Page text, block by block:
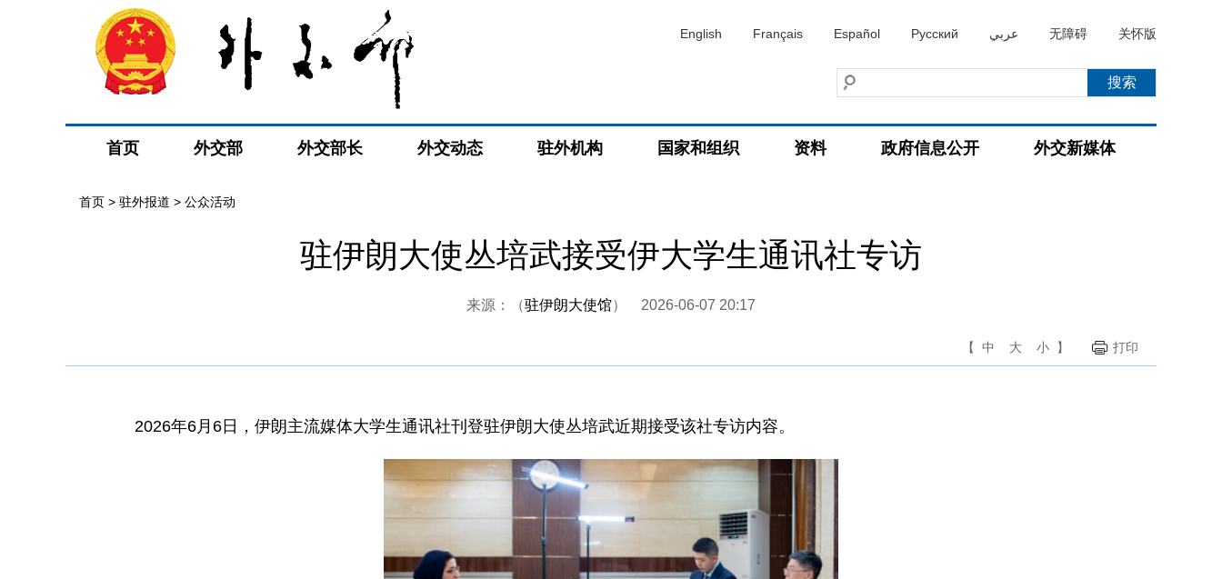
English Français Español Русский عربي 无障碍 关怀版
首页 外交部 外交部长 外交动态 驻外机构 国家和组织 资料 政府信息公开 外交新媒体
首页 > 驻外报道 > 公众活动
驻伊朗大使丛培武接受伊大学生通讯社专访
来源：（驻伊朗大使馆） 2026-06-07 20:17
【 中 大 小 】 打印
2026年6月6日，伊朗主流媒体大学生通讯社刊登驻伊朗大使丛培武近期接受该社专访内容。